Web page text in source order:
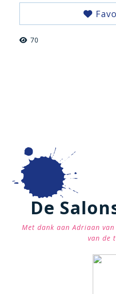
70
De
Met dank aan Adriaan
van de